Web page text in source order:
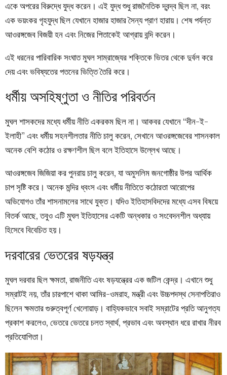
একে অপরের বিরুদ্ধে যুদ্ধ করেন। এই যুদ্ধ শুধু রাজনৈতিক দ্বন্দ্ব ছিল না, বরং
এক ভয়ংকর গৃহযুদ্ধ ছিল যেখানে হাজার হাজার সৈন্য প্রাণ হারায়। শেষ পর্যন্ত
আওরঙ্গজেব বিজয়ী হন এবং নিজের পিতাকেই আগ্রায় বন্দি করেন।
এই ধরনের পারিবারিক সংঘাত মুঘল সাম্রাজ্যের শক্তিকে ভিতর থেকে দুর্বল করে
দেয় এবং ভবিষ্যতের পতনের ভিত্তি তৈরি করে।
ধর্মীয় অসহিষ্ণুতা ও নীতির পরিবর্তন
মুঘল শাসকদের মধ্যে ধর্মীয় নীতি একরকম ছিল না। আকবর যেখানে “দীন-ই-
ইলাহী” এবং ধর্মীয় সহনশীলতার নীতি চালু করেন, সেখানে আওরঙ্গজেবের শাসনকাল
অনেক বেশি কঠোর ও রক্ষণশীল ছিল বলে ইতিহাসে উল্লেখ আছে।
আওরঙ্গজেব জিজিয়া কর পুনরায় চালু করেন, যা অমুসলিম জনগোষ্ঠীর উপর আর্থিক
চাপ সৃষ্টি করে। অনেক মন্দির ধ্বংস এবং ধর্মীয় নীতিতে কঠোরতা আরোপের
অভিযোগও তাঁর শাসনামলের সাথে যুক্ত। যদিও ইতিহাসবিদদের মধ্যে এসব বিষয়ে
বিতর্ক আছে, তবুও এটি মুঘল ইতিহাসের একটি অন্ধকার ও সংবেদনশীল অধ্যায়
হিসেবে বিবেচিত হয়।
দরবারের ভেতরের ষড়যন্ত্র
মুঘল দরবার ছিল ক্ষমতা, রাজনীতি এবং ষড়যন্ত্রের এক জটিল কেন্দ্র। এখানে শুধু
সম্রাটই নয়, তাঁর চারপাশে থাকা আমির-ওমরাহ, মন্ত্রী এবং উচ্চপদস্থ সেনাপতিরাও
ছিলেন ক্ষমতার গুরুত্বপূর্ণ খেলোয়াড়। বাহ্যিকভাবে সবাই সম্রাটের প্রতি আনুগত্য
প্রকাশ করলেও, ভেতরে ভেতরে চলত স্বার্থ, প্রভাব এবং অবস্থান ধরে রাখার নীরব
প্রতিযোগিতা।